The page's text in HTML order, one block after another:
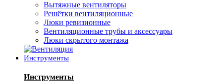
Вытяжные вентиляторы
Решётки вентиляционные
Люки ревизионные
Вентиляционные трубы и аксессуары
Люки скрытого монтажа
Инструменты
Инструменты